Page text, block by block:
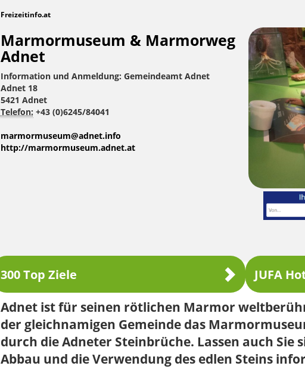
Freizeitinfo.at
Marmormuseum & Marmorweg
Adnet
Information und Anmeldung: Gemeindeamt Adnet
Adnet 18
5421 Adnet
Telefon: +43 (0)6245/84041
marmormuseum@adnet.info
http://marmormuseum.adnet.at
300 Top Ziele JUFA
Adnet ist für seinen rötlichen Marmor
der gleichnamigen Gemeinde das
durch die Adneter Steinbrüche. Lassen auch Sie
Abbau und die Verwendung des edlen Steins